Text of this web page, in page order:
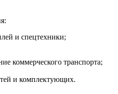
и спецтехники;
коммерческого транспорта;
и комплектующих.